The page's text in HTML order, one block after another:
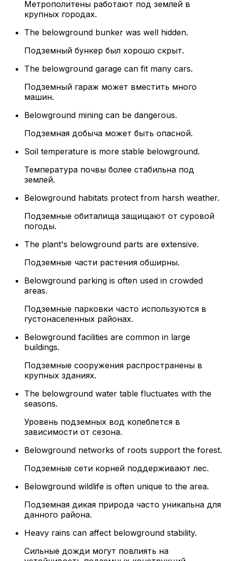
Метрополитены работают под землей в
крупных городах.
The belowground bunker was well hidden.
Подземный бункер был хорошо скрыт.
The belowground garage can fit many cars.
Подземный гараж может вместить много
машин.
Belowground mining can be dangerous.
Подземная добыча может быть опасной.
Soil temperature is more stable belowground.
Температура почвы более стабильна под
землей.
Belowground habitats protect from harsh weather.
Подземные обиталища защищают от суровой
погоды.
The plant's belowground parts are extensive.
Подземные части растения обширны.
Belowground parking is often used in crowded
areas.
Подземные парковки часто используются в
густонаселенных районах.
Belowground facilities are common in large
buildings.
Подземные сооружения распространены в
крупных зданиях.
The belowground water table fluctuates with the
seasons.
Уровень подземных вод колеблется в
зависимости от сезона.
Belowground networks of roots support the forest.
Подземные сети корней поддерживают лес.
Belowground wildlife is often unique to the area.
Подземная дикая природа часто уникальна для
данного района.
Heavy rains can affect belowground stability.
Сильные дожди могут повлиять на